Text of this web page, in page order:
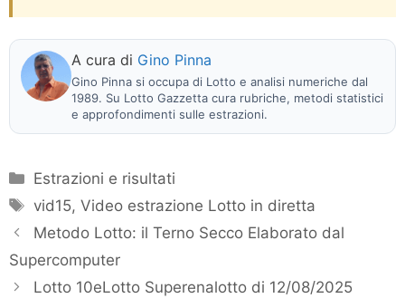
A cura di Gino Pinna
Gino Pinna si occupa di Lotto e analisi numeriche dal
1989. Su Lotto Gazzetta cura rubriche, metodi statistici
e approfondimenti sulle estrazioni.
Categorie
Estrazioni e risultati
Tag
vid15,Video estrazione Lotto in diretta
Metodo Lotto: il Terno Secco Elaborato dal
Supercomputer
Lotto 10eLotto Superenalotto di 12/08/2025